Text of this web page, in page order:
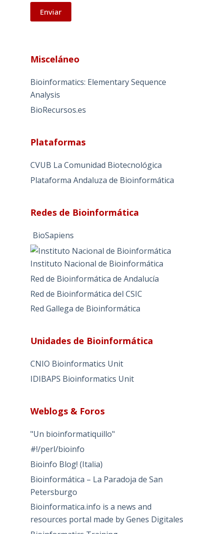
t
r
n
a
v
:
Misceláneo
Bioinformatics: Elementary Sequence
Analysis
BioRecursos.es
Plataformas
CVUB La Comunidad Biotecnológica
Plataforma Andaluza de Bioinformática
Redes de Bioinformática
BioSapiens
Instituto Nacional de Bioinformática
Red de Bioinformática de Andalucía
Red de Bioinformática del CSIC
Red Gallega de Bioinformática
Unidades de Bioinformática
CNIO Bioinformatics Unit
IDIBAPS Bioinformatics Unit
Weblogs & Foros
"Un bioinformatiquillo"
#!/perl/bioinfo
Bioinfo Blog! (Italia)
Bioinformática – La Paradoja de San
Petersburgo
Bioinformatica.info is a news and
resources portal made by Genes Digitales